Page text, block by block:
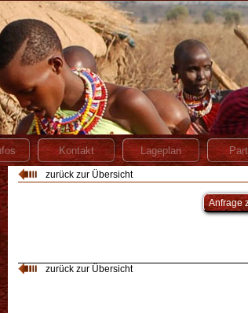
zurück zur Übersicht
Anfrage
zurück zur Übersicht